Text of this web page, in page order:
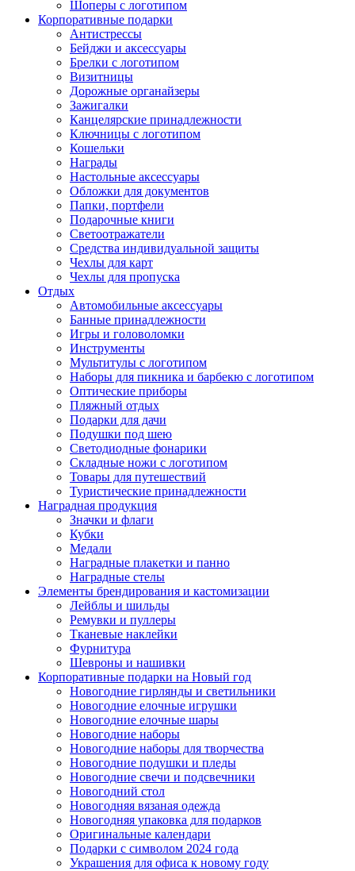
Шоперы с логотипом
Корпоративные подарки
Антистрессы
Бейджи и аксессуары
Брелки с логотипом
Визитницы
Дорожные органайзеры
Зажигалки
Канцелярские принадлежности
Ключницы с логотипом
Кошельки
Награды
Настольные аксессуары
Обложки для документов
Папки, портфели
Подарочные книги
Светоотражатели
Средства индивидуальной защиты
Чехлы для карт
Чехлы для пропуска
Отдых
Автомобильные аксессуары
Банные принадлежности
Игры и головоломки
Инструменты
Мультитулы с логотипом
Наборы для пикника и барбекю с логотипом
Оптические приборы
Пляжный отдых
Подарки для дачи
Подушки под шею
Светодиодные фонарики
Складные ножи с логотипом
Товары для путешествий
Туристические принадлежности
Наградная продукция
Значки и флаги
Кубки
Медали
Наградные плакетки и панно
Наградные стелы
Элементы брендирования и кастомизации
Лейблы и шильды
Ремувки и пуллеры
Тканевые наклейки
Фурнитура
Шевроны и нашивки
Корпоративные подарки на Новый год
Новогодние гирлянды и светильники
Новогодние елочные игрушки
Новогодние елочные шары
Новогодние наборы
Новогодние наборы для творчества
Новогодние подушки и пледы
Новогодние свечи и подсвечники
Новогодний стол
Новогодняя вязаная одежда
Новогодняя упаковка для подарков
Оригинальные календари
Подарки с символом 2024 года
Украшения для офиса к новому году